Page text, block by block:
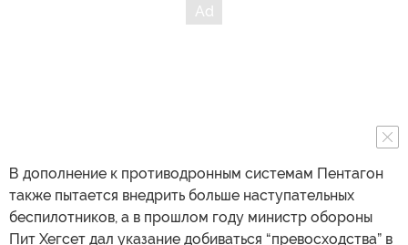
В дополнение к противодронным системам Пентагон
также пытается внедрить больше наступательных
беспилотников, а в прошлом году министр обороны
Пит Хегсет дал указание добиваться “превосходства” в